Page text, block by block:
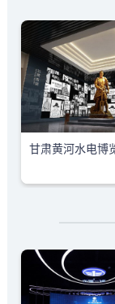
甘肃黄河水电博